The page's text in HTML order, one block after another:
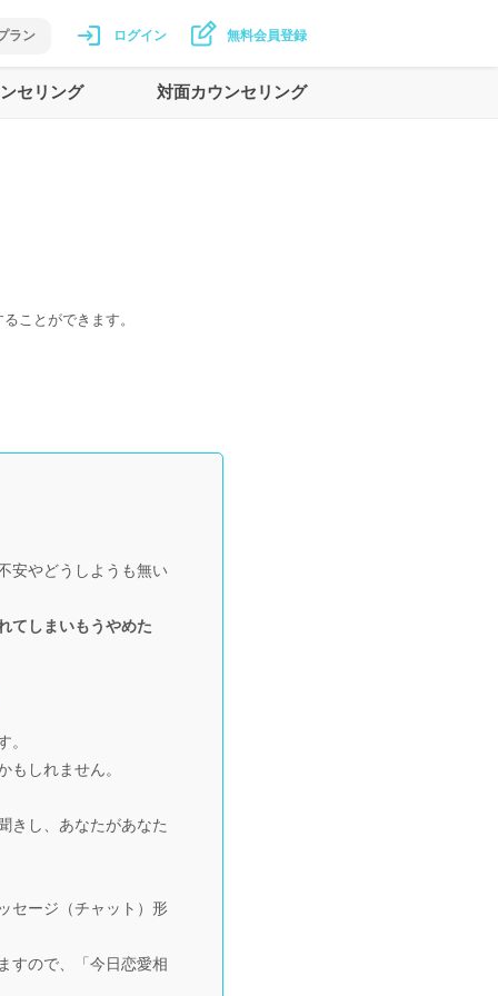
ラン ログイン 無料会員登録
セリング 対面カウンセリング
ことができます。
安やどうしようも無い
てしまいもうやめた
。
しれません。
きし、あなたがあなた
セージ（チャット）形
すので、「今日恋愛相